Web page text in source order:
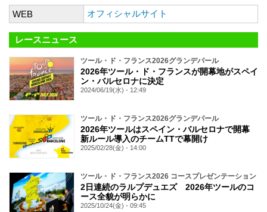
WEB オフィシャルサイト
レースニュース
ツール・ド・フランス2026グランデパール
2026年ツール・ド・フランスが開幕地がスペイ
ン・バルセロナに決定
2024/06/19(水) - 12:49
ツール・ド・フランス2026グランデパール
2026年ツールはスペイン・バルセロナで開幕
新ルール導入のチームTTで幕開け
2025/02/28(金) - 14:00
ツール・ド・フランス2026 コースプレゼンテーション
2日連続のラルプデュエズ 2026年ツールのコ
ース全貌が明らかに
2025/10/24(金) - 09:45